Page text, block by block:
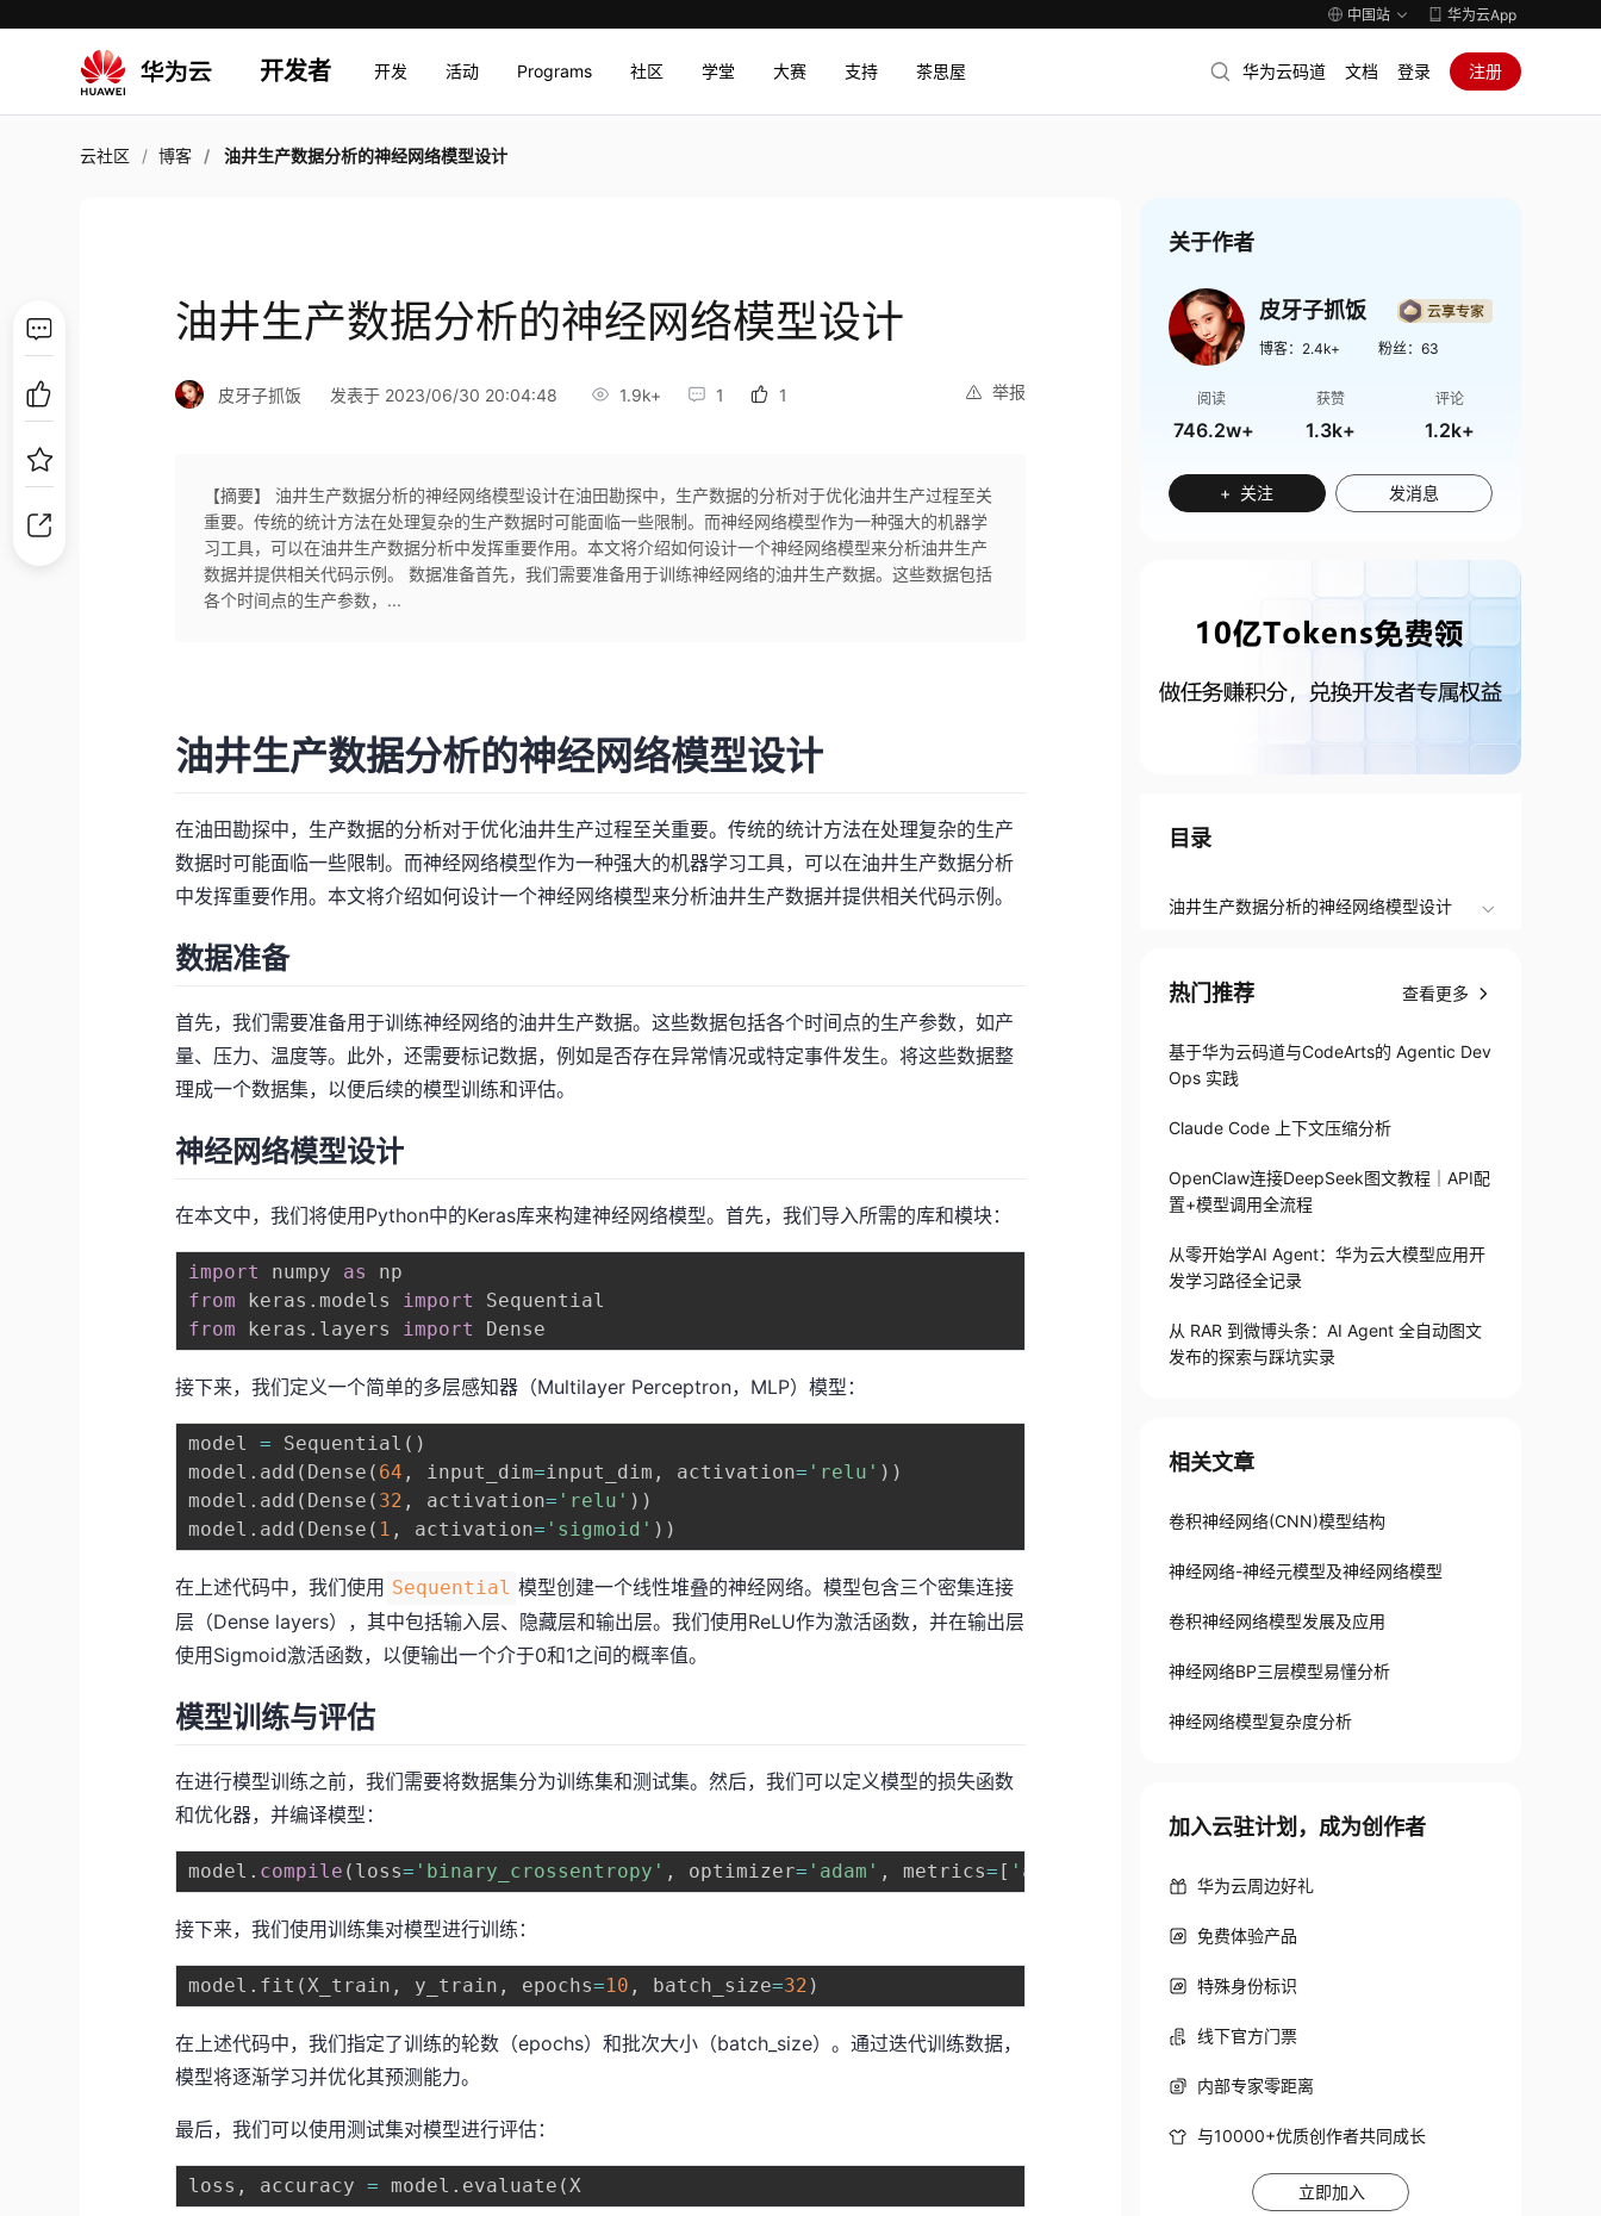
中国站 华为云App
开发者 开发 活动 Programs 社区 学堂 大赛 支持 茶思屋 华为云码道 文档 登录 注册
云社区 博客 油井生产数据分析的神经网络模型设计
油井生产数据分析的神经网络模型设计
举报
皮牙子抓饭 发表于 2023/06/30 20:04:48 1.9k+ 1 1
【摘要】 油井生产数据分析的神经网络模型设计在油田勘探中，生产数据的分析对于优化油井生产过程至关
重要。传统的统计方法在处理复杂的生产数据时可能面临一些限制。而神经网络模型作为一种强大的机器学
习工具，可以在油井生产数据分析中发挥重要作用。本文将介绍如何设计一个神经网络模型来分析油井生产
数据并提供相关代码示例。 数据准备首先，我们需要准备用于训练神经网络的油井生产数据。这些数据包括
各个时间点的生产参数，...
油井生产数据分析的神经网络模型设计
在油田勘探中，生产数据的分析对于优化油井生产过程至关重要。传统的统计方法在处理复杂的生产
数据时可能面临一些限制。而神经网络模型作为一种强大的机器学习工具，可以在油井生产数据分析
中发挥重要作用。本文将介绍如何设计一个神经网络模型来分析油井生产数据并提供相关代码示例。
数据准备
首先，我们需要准备用于训练神经网络的油井生产数据。这些数据包括各个时间点的生产参数，如产
量、压力、温度等。此外，还需要标记数据，例如是否存在异常情况或特定事件发生。将这些数据整
理成一个数据集，以便后续的模型训练和评估。
神经网络模型设计
在本文中，我们将使用Python中的Keras库来构建神经网络模型。首先，我们导入所需的库和模块：
import numpy as
from keras . models import
from keras . layers import
接下来，我们定义一个简单的多层感知器（Multilayer Perceptron，MLP）模型：
model = Sequential ( )
model . add ( Dense ( 64 , input_dim=input_dim , activation= 'relu' ) )
model . add ( Dense ( 32 , activation= 'relu' ) )
model . add ( Dense ( 1 , activation= 'sigmoid' ) )
在上述代码中，我们使用 Sequential 模型创建一个线性堆叠的神经网络。模型包含三个密集连接
层（Dense layers），其中包括输入层、隐藏层和输出层。我们使用ReLU作为激活函数，并在输出层
使用Sigmoid激活函数，以便输出一个介于0和1之间的概率值。
模型训练与评估
在进行模型训练之前，我们需要将数据集分为训练集和测试集。然后，我们可以定义模型的损失函数
和优化器，并编译模型：
model . compile ( loss= 'binary_crossentropy' , optimizer= 'adam' , metrics= [ 'accuracy'
接下来，我们使用训练集对模型进行训练：
model . fit (X_train , y_train , epochs=10 , batch_size=32 )
在上述代码中，我们指定了训练的轮数（epochs）和批次大小（batch_size）。通过迭代训练数据，
模型将逐渐学习并优化其预测能力。
最后，我们可以使用测试集对模型进行评估：
loss , accuracy = model . evaluate (X
关于作者
皮牙子抓饭
博客： 2.4k+ 粉丝： 63
阅读
746.2w+
获赞
1.3k+
评论
1.2k+
+ 关注 发消息
目录
油井生产数据分析的神经网络模型设计
热门推荐 查看更多
基于华为云码道与CodeArts的 Agentic Dev
Ops 实践
Claude Code 上下文压缩分析
OpenClaw连接DeepSeek图文教程｜API配
置+模型调用全流程
从零开始学AI Agent：华为云大模型应用开
发学习路径全记录
从 RAR 到微博头条：AI Agent 全自动图文
发布的探索与踩坑实录
相关文章
卷积神经网络(CNN)模型结构
神经网络-神经元模型及神经网络模型
卷积神经网络模型发展及应用
神经网络BP三层模型易懂分析
神经网络模型复杂度分析
加入云驻计划，成为创作者
华为云周边好礼
免费体验产品
特殊身份标识
线下官方门票
内部专家零距离
与10000+优质创作者共同成长
立即加入